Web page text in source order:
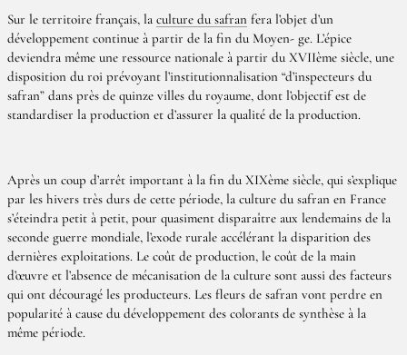
Sur le territoire français, la culture du safran fera l’objet d’un
développement continue à partir de la fin du Moyen- ge. L’épice
deviendra même une ressource nationale à partir du XVIIème siècle, une
disposition du roi prévoyant l’institutionnalisation “d’inspecteurs du
safran” dans près de quinze villes du royaume, dont l’objectif est de
standardiser la production et d’assurer la qualité de la production.
Après un coup d’arrêt important à la fin du XIXème siècle, qui s’explique
par les hivers très durs de cette période, la culture du safran en France
s’éteindra petit à petit, pour quasiment disparaître aux lendemains de la
seconde guerre mondiale, l’exode rurale accélérant la disparition des
dernières exploitations. Le coût de production, le coût de la main
d’œuvre et l’absence de mécanisation de la culture sont aussi des facteurs
qui ont découragé les producteurs. Les fleurs de safran vont perdre en
popularité à cause du développement des colorants de synthèse à la
même période.